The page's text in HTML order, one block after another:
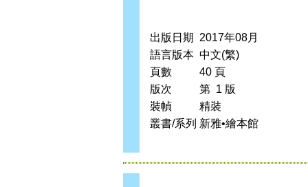
出版日期
2017年08月
語言版本 中文(繁)
頁數
40 頁
版次
第 1 版
裝幀
精裝
叢書/系列 新雅•繪本館